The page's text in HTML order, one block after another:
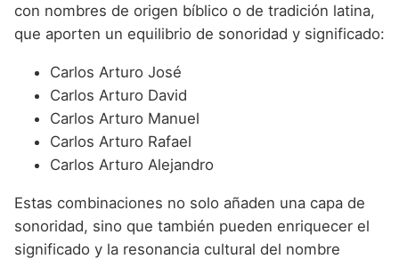
con nombres de origen bíblico o de tradición latina,
que aporten un equilibrio de sonoridad y significado:
Carlos Arturo José
Carlos Arturo David
Carlos Arturo Manuel
Carlos Arturo Rafael
Carlos Arturo Alejandro
Estas combinaciones no solo añaden una capa de
sonoridad, sino que también pueden enriquecer el
significado y la resonancia cultural del nombre